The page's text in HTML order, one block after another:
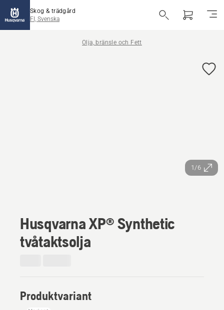
Skog & trädgård
FI, Svenska
Olja, bränsle och Fett
1/6
Husqvarna XP® Synthetic
tvåtaktsolja
Produktvariant